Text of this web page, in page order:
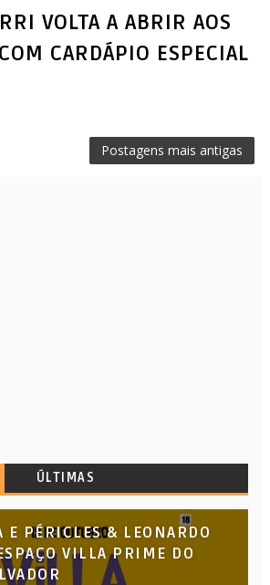
VOLTA A ABRIR AOS
CARDÁPIO ESPECIAL
Postagens mais antigas
ÚLTIMAS
E PÉRICLES & LEONARDO
VILLA PRIME DO